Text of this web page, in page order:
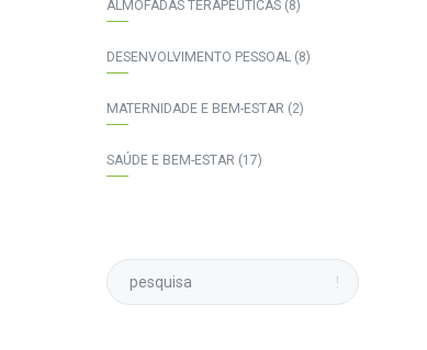
ALMOFADAS TERAPÊUTICAS (8)
DESENVOLVIMENTO PESSOAL (8)
MATERNIDADE E BEM-ESTAR (2)
SAÚDE E BEM-ESTAR (17)